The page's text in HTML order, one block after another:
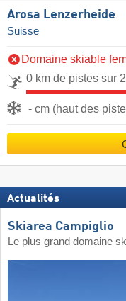
Arosa Lenzerheide
Suisse
Domaine skiable
0 km de pistes sur
- cm (haut des
Actualités
Skiarea Campiglio
Le plus grand domaine